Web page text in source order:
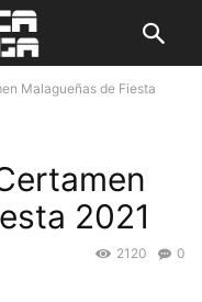
Malagueñas de Fiesta
2021
0
2120